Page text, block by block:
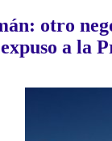
otro
expuso a la